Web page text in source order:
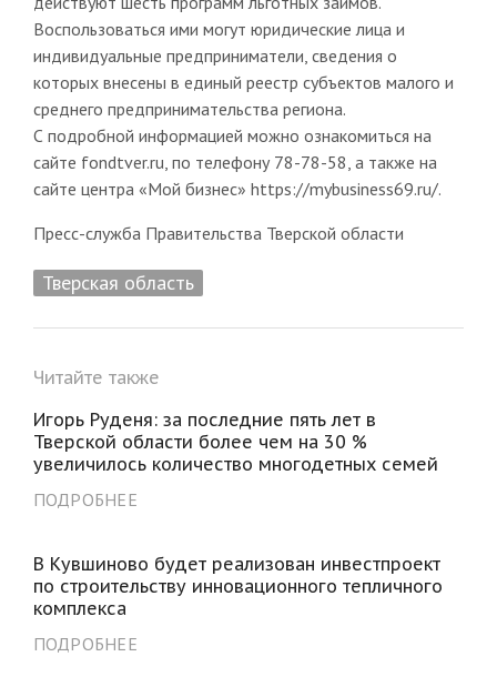
Воспользоваться ими могут юридические лица и
индивидуальные предприниматели, сведения о
которых внесены в единый реестр субъектов малого и
среднего предпринимательства региона.
С подробной информацией можно ознакомиться на
сайте fondtver.ru, по телефону 78-78-58, а также на
сайте центра «Мой бизнес» https://mybusiness69.ru/.
Пресс-служба Правительства Тверской области
Тверская область
Читайте также
Игорь Руденя: за последние пять лет в
Тверской области более чем на 30 %
увеличилось количество многодетных семей
ПОДРОБНЕЕ
В Кувшиново будет реализован инвестпроект
по строительству инновационного тепличного
комплекса
ПОДРОБНЕЕ